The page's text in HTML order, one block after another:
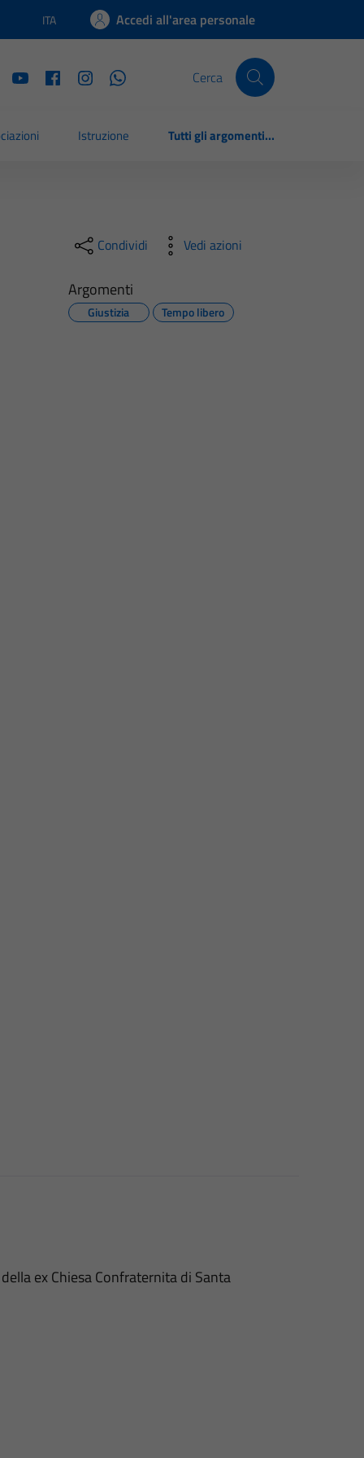
Lingua attiva:
ITA Accedi all'area personale
Cerca
Istruzione Tutti gli argomenti...
Condividi Vedi azioni
Argomenti
Giustizia Tempo libero
ex Chiesa Confraternita di Santa